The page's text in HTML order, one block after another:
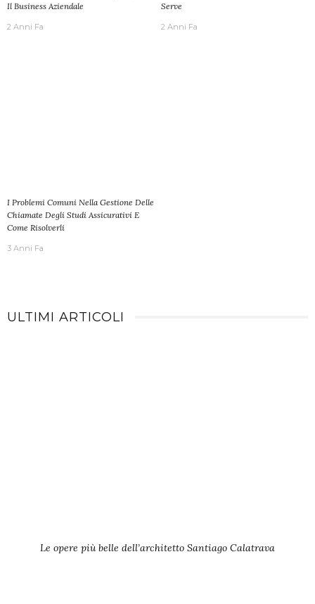
Il Business Aziendale
2 Anni Fa
Serve
2 Anni Fa
I Problemi Comuni Nella Gestione Delle
Chiamate Degli Studi Assicurativi E
Come Risolverli
3 Anni Fa
ULTIMI ARTICOLI
Le opere più belle dell’architetto Santiago Calatrava